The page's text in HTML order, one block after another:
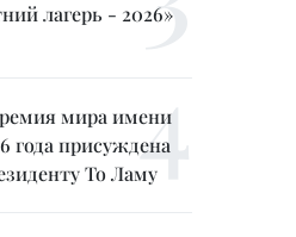
лагерь - 2026»
мира имени
года присуждена
То Ламу